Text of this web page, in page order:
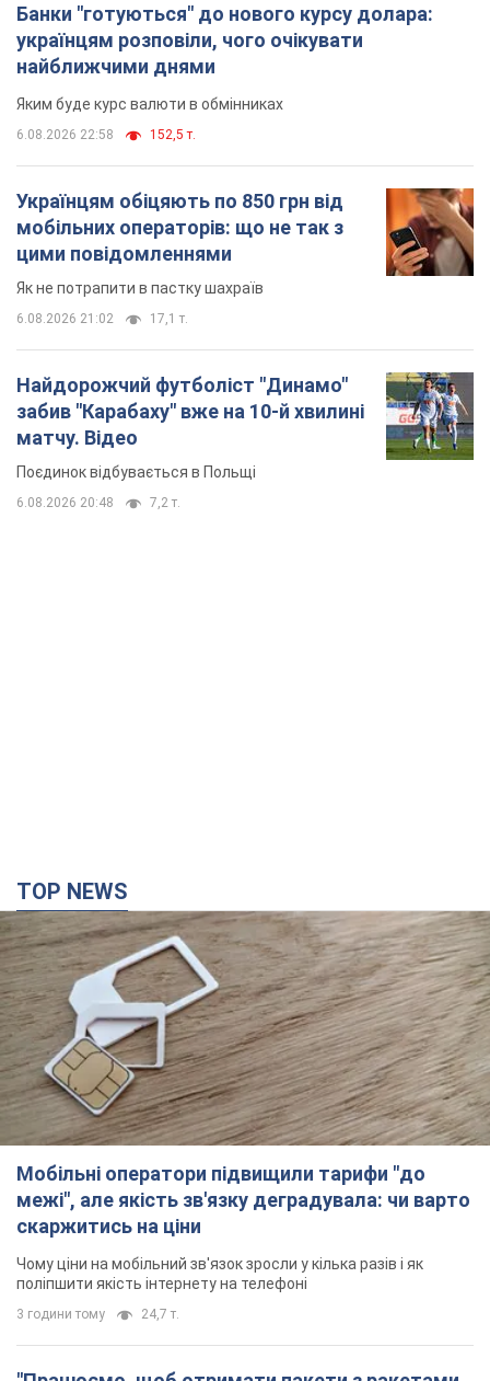
Банки "готуються" до нового курсу долара:
українцям розповіли, чого очікувати
найближчими днями
Яким буде курс валюти в обмінниках
6.08.2026 22:58 152,5 т.
Українцям обіцяють по 850 грн від
мобільних операторів: що не так з
цими повідомленнями
Як не потрапити в пастку шахраїв
6.08.2026 21:02 17,1 т.
Найдорожчий футболіст "Динамо"
забив "Карабаху" вже на 10-й хвилині
матчу. Відео
Поєдинок відбувається в Польщі
6.08.2026 20:48 7,2 т.
TOP NEWS
Мобільні оператори підвищили тарифи "до
межі", але якість зв'язку деградувала: чи варто
скаржитись на ціни
Чому ціни на мобільний зв'язок зросли у кілька разів і як
поліпшити якість інтернету на телефоні
3 години тому 24,7 т.